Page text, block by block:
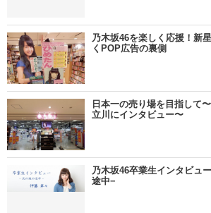
乃木坂46を楽しく応援！新
くPOP広告の裏側
日本一の売り場を目指して
立川にインタビュー〜
乃木坂46卒業生インタビュ
途中−